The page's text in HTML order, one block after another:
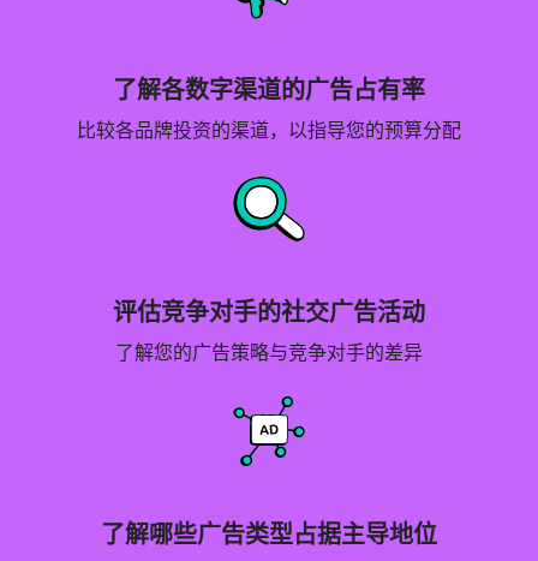
了解各数字渠道的广告占有率
比较各品牌投资的渠道，以指导您的预算分配
评估竞争对手的社交广告活动
了解您的广告策略与竞争对手的差异
了解哪些广告类型占据主导地位